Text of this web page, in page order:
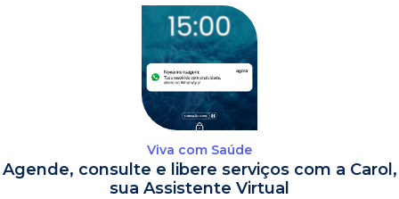
Viva com Saúde
Agende, consulte e libere serviços com a Carol,
sua Assistente Virtual